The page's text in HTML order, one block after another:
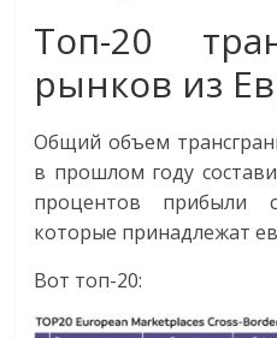
обсудить
изменения
читателем.
Топ-20
рынков из
Общий объем
в прошлом году
процентов прибыли с
которые принадлежат
Вот топ-20: